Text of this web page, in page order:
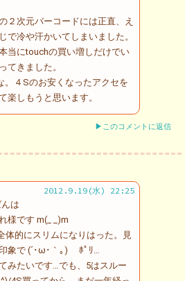
２次元バーコードには正直、え
で冷や汗かいてしまいました。
当にtouchの買い増しだけでい
てきました。
。４Sのお安くなったアクセを
楽しもうと思います。
▶このコメントに返信
2012.9.19(水) 22:25
は
様です m(_ _)m
体的にスリムになりはった。見
象で (´･ω･｀｡)ゞ ﾎﾟﾘ…
みたいです…でも、5はスルー